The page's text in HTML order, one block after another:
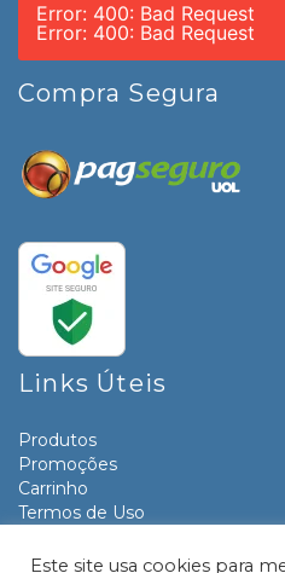
Error: 400: Bad Request
Error: 400: Bad Request
Compra Segura
Links Úteis
Produtos
Promoções
Carrinho
Termos de Uso
Contato
Este site usa cookies para